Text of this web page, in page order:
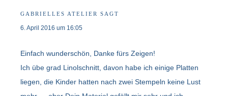
GABRIELLES ATELIER SAGT
6. April 2016 um 16:05
Einfach wunderschön, Danke fürs Zeigen!
Ich übe grad Linolschnitt, davon habe ich einige Platten
liegen, die Kinder hatten nach zwei Stempeln keine Lust